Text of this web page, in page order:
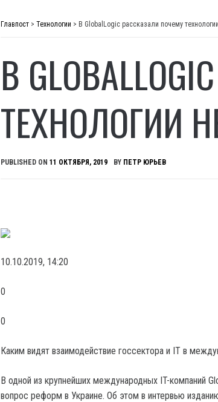
Главпост > Технологии > В GlobalLogic рассказали почему
В
ТЕХНОЛОГИИ
PUBLISHED ON 11 ОКТЯБРЯ, 2019 BY ПЕТР ЮРЬЕВ
10.10.2019, 14:20
0
0
Каким видят взаимодействие госсектора и IT в
В одной из крупнейших международных IT-компаний
вопрос реформ в Украине. Об этом в интервью